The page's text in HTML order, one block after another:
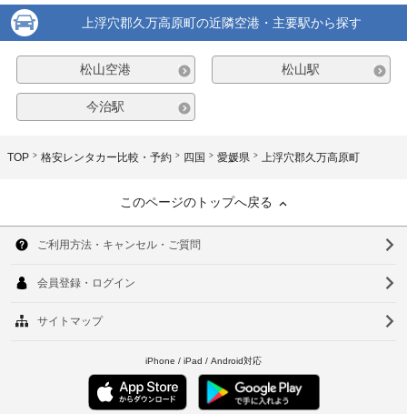
上浮穴郡久万高原町の近隣空港・主要駅から探す
松山空港 松山駅
今治駅
TOP 格安レンタカー比較・予約 四国 愛媛県 上浮穴郡久万高原町
このページのトップへ戻る